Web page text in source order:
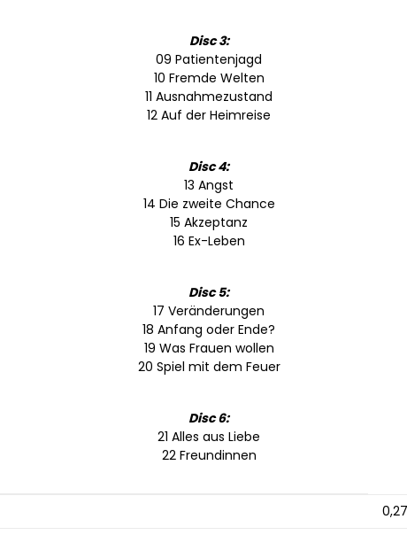
Disc 3:
09 Patientenjagd
10 Fremde Welten
11 Ausnahmezustand
12 Auf der Heimreise
Disc 4:
13 Angst
14 Die zweite Chance
15 Akzeptanz
16 Ex-Leben
Disc 5:
17 Veränderungen
18 Anfang oder Ende?
19 Was Frauen wollen
20 Spiel mit dem Feuer
Disc 6:
21 Alles aus Liebe
22 Freundinnen